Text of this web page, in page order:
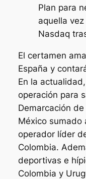
Plan para
aquella
Nasdaq
El certamen
España y
En la
operación para
Demarcación
México sumado
operador líder
Colombia.
deportivas e
Colombia y